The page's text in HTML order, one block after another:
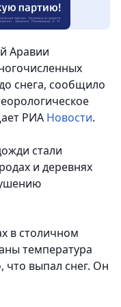
Аравии
снега, сообщило
РИА Новости.
стали
и деревнях
в столичном
температура
что выпал снег. Он